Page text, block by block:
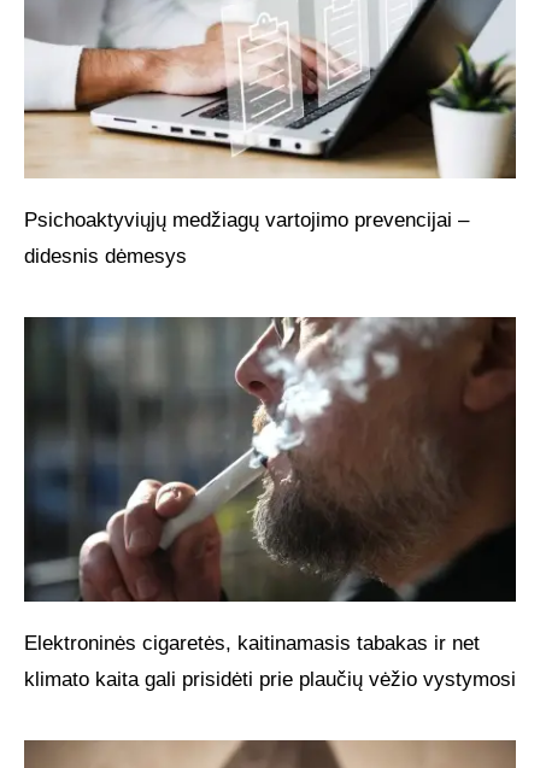
Psichoaktyviųjų medžiagų vartojimo prevencijai –
didesnis dėmesys
Elektroninės cigaretės, kaitinamasis tabakas ir net
klimato kaita gali prisidėti prie plaučių vėžio vystymosi